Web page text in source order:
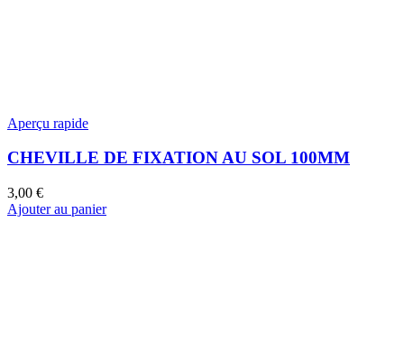
Aperçu rapide
CHEVILLE DE FIXATION AU SOL 100MM
3,00 €
Ajouter au panier